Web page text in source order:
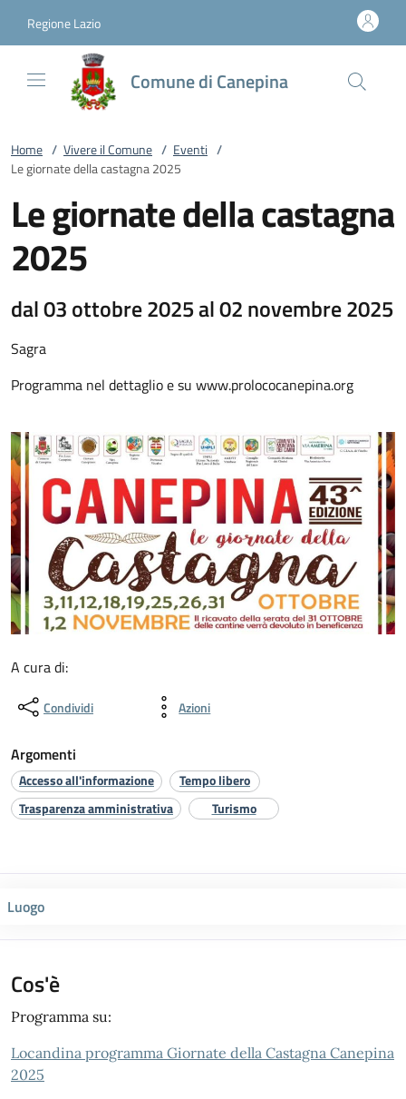
Regione Lazio
Comune di Canepina
Home / Vivere il Comune / Eventi /
Le giornate della castagna 2025
Le giornate della castagna
2025
dal 03 ottobre 2025 al 02 novembre 2025
Sagra
Programma nel dettaglio e su www.prolococanepina.org
A cura di:
Condividi Azioni
Argomenti
Accesso all'informazione
Tempo libero
Trasparenza amministrativa
Turismo
Luogo
Cos'è
Programma su:
Locandina programma Giornate della Castagna Canepina
2025